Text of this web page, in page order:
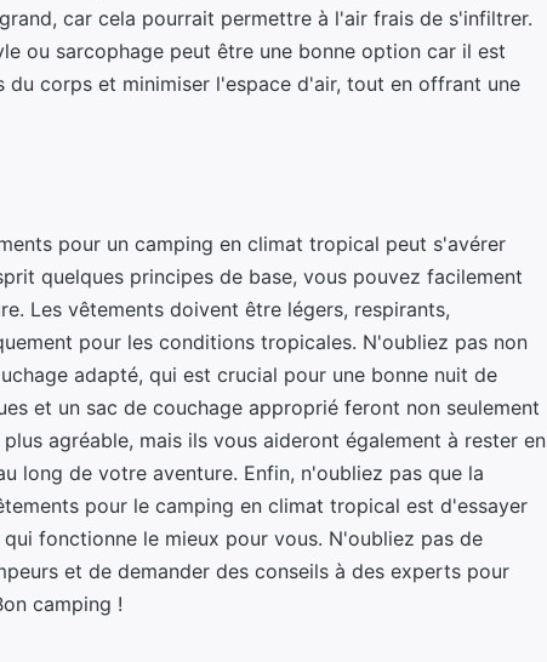
car cela pourrait permettre à l'air frais de s'infiltrer.
ou sarcophage peut être une bonne option car il est
du corps et minimiser l'espace d'air, tout en offrant une
pour un camping en climat tropical peut s'avérer
quelques principes de base, vous pouvez facilement
Les vêtements doivent être légers, respirants,
pour les conditions tropicales. N'oubliez pas non
adapté, qui est crucial pour une bonne nuit de
et un sac de couchage approprié feront non seulement
agréable, mais ils vous aideront également à rester en
long de votre aventure. Enfin, n'oubliez pas que la
pour le camping en climat tropical est d'essayer
fonctionne le mieux pour vous. N'oubliez pas de
et de demander des conseils à des experts pour
camping !